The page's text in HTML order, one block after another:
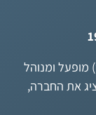
מופעל ומנוהל
את החברה,